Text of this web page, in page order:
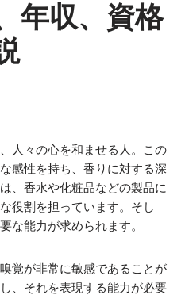
年収、資格
人々の心を和ませる人。この
感性を持ち、香りに対する深
、香水や化粧品などの製品に
役割を担っています。そし
な能力が求められます。
覚が非常に敏感であることが
、それを表現する能力が必要